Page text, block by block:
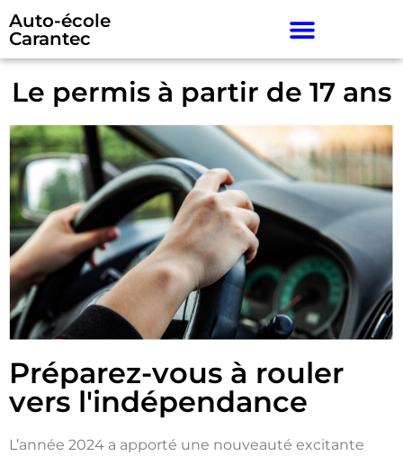
Auto-école
Carantec
Le permis à partir de 17 ans
Préparez-vous à rouler
vers l'indépendance
L’année 2024 a apporté une nouveauté excitante